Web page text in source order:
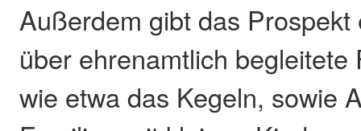
Außerdem gibt das Prospekt
über ehrenamtlich begleitete
wie etwa das Kegeln, sowie